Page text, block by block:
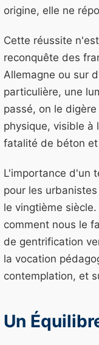
origine, elle ne
Cette réussite
reconquête des
Allemagne ou sur
particulière, une
passé, on le
physique, visible
fatalité de béton
L'importance d'un
pour les
le vingtième
comment nous le
de gentrification
la vocation
contemplation, et
Un